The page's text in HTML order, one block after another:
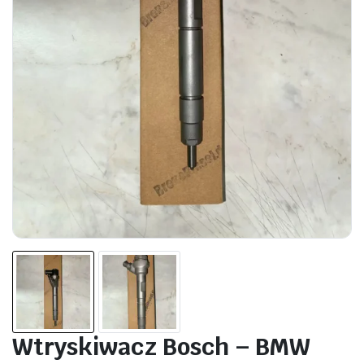
Wtryskiwacz Bosch – BMW